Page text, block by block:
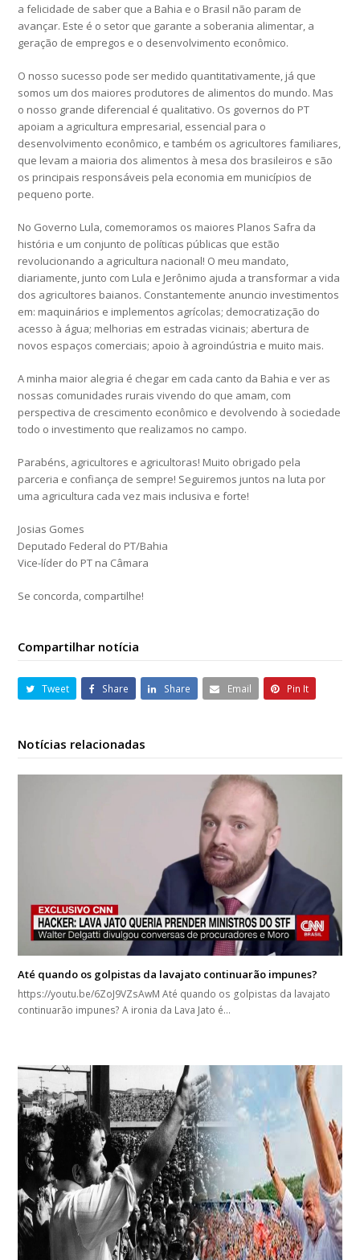
a felicidade de saber que a Bahia e o Brasil não param de
avançar. Este é o setor que garante a soberania alimentar, a
geração de empregos e o desenvolvimento econômico.
O nosso sucesso pode ser medido quantitativamente, já que
somos um dos maiores produtores de alimentos do mundo. Mas
o nosso grande diferencial é qualitativo. Os governos do PT
apoiam a agricultura empresarial, essencial para o
desenvolvimento econômico, e também os agricultores familiares,
que levam a maioria dos alimentos à mesa dos brasileiros e são
os principais responsáveis pela economia em municípios de
pequeno porte.
No Governo Lula, comemoramos os maiores Planos Safra da
história e um conjunto de políticas públicas que estão
revolucionando a agricultura nacional! O meu mandato,
diariamente, junto com Lula e Jerônimo ajuda a transformar a vida
dos agricultores baianos. Constantemente anuncio investimentos
em: maquinários e implementos agrícolas; democratização do
acesso à água; melhorias em estradas vicinais; abertura de
novos espaços comerciais; apoio à agroindústria e muito mais.
A minha maior alegria é chegar em cada canto da Bahia e ver as
nossas comunidades rurais vivendo do que amam, com
perspectiva de crescimento econômico e devolvendo à sociedade
todo o investimento que realizamos no campo.
Parabéns, agricultores e agricultoras! Muito obrigado pela
parceria e confiança de sempre! Seguiremos juntos na luta por
uma agricultura cada vez mais inclusiva e forte!
Josias Gomes
Deputado Federal do PT/Bahia
Vice-líder do PT na Câmara
Se concorda, compartilhe!
Compartilhar notícia
Tweet Share Share Email Pin It
Notícias relacionadas
Até quando os golpistas da lavajato continuarão impunes?
https://youtu.be/6ZoJ9VZsAwM Até quando os golpistas da lavajato
continuarão impunes? A ironia da Lava Jato é…